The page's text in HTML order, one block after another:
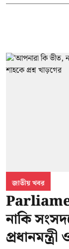
জাতীয় খবর
নাকি